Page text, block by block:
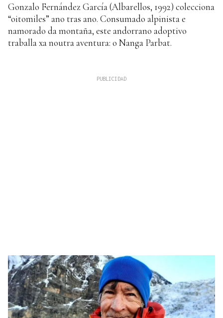
Gonzalo Fernández García (Albarellos, 1992) colecciona
“oitomiles” ano tras ano. Consumado alpinista e
namorado da montaña, este andorrano adoptivo
traballa xa noutra aventura: o Nanga Parbat.